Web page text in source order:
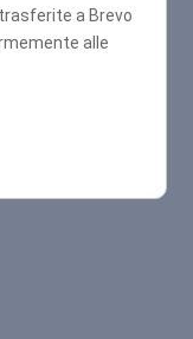
a Brevo
alle